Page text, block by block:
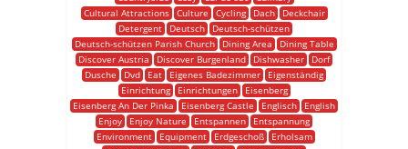
Cultural Attractions
Culture Cycling Dach
Deckchair
Detergent
Deutsch
Deutsch-schützen
Deutsch-schützen Parish Church
Dining Area
Dining Table
Discover Austria
Discover Burgenland Dishwasher
Dorf
Dusche
Dvd Eat Eigenes Badezimmer
Eigenständig
Einrichtung
Einrichtungen
Eisenberg
Eisenberg An Der Pinka
Eisenberg Castle Englisch
English
Enjoy
Enjoy Nature Entspannen
Entspannung
Environment
Equipment Erdgeschoß
Erholsam